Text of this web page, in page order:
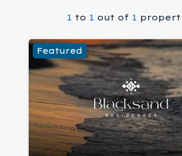
1 to 1 out of 1
Featured